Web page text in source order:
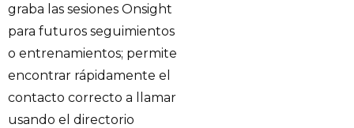
graba las sesiones Onsight
para futuros seguimientos
o entrenamientos; permite
encontrar rápidamente el
contacto correcto a llamar
usando el directorio